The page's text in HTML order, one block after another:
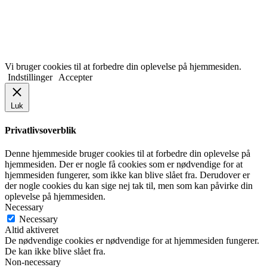
Vi bruger cookies til at forbedre din oplevelse på hjemmesiden.
Indstillinger Accepter
Luk
Privatlivsoverblik
Denne hjemmeside bruger cookies til at forbedre din oplevelse på
hjemmesiden. Der er nogle få cookies som er nødvendige for at
hjemmesiden fungerer, som ikke kan blive slået fra. Derudover er
der nogle cookies du kan sige nej tak til, men som kan påvirke din
oplevelse på hjemmesiden.
Necessary
Necessary
Altid aktiveret
De nødvendige cookies er nødvendige for at hjemmesiden fungerer.
De kan ikke blive slået fra.
Non-necessary